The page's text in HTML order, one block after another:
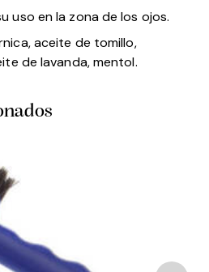
uso en la zona de los ojos.
aceite de tomillo,
de lavanda, mentol.